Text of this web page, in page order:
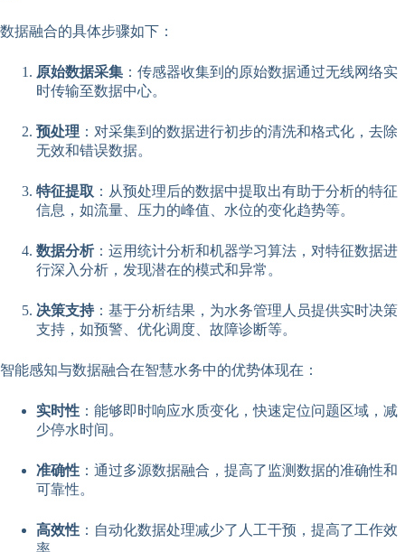
数据融合的具体步骤如下：
原始数据采集 ：传感器收集到的原始数据通过无线网络实
时传输至数据中心。
预处理 ：对采集到的数据进行初步的清洗和格式化，去除
无效和错误数据。
特征提取 ：从预处理后的数据中提取出有助于分析的特征
信息，如流量、压力的峰值、水位的变化趋势等。
数据分析：运用统计分析和机器学习算法，对特征数据进
行深入分析，发现潜在的模式和异常。
决策支持：基于分析结果，为水务管理人员提供实时决策
支持，如预警、优化调度、故障诊断等。
智能感知与数据融合在智慧水务中的优势体现在：
实时性 ：能够即时响应水质变化，快速定位问题区域，减
少停水时间。
准确性 ：通过多源数据融合，提高了监测数据的准确性和
可靠性。
高效性 ：自动化数据处理减少了人工干预，提高了工作效